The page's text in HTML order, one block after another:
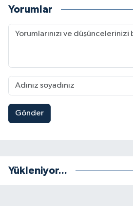
Yorumlar
Gönder
Yükleniyor...